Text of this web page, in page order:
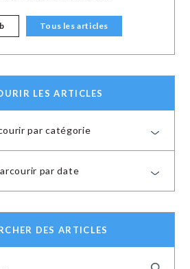
Tous les articles
LES ARTICLES
par catégorie
par date
DES ARTICLES